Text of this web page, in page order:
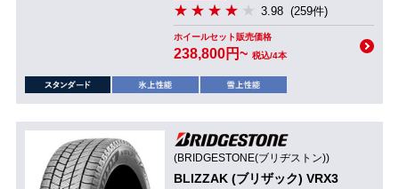
3.98 (259件)
ホイールセット販売価格
238,800円~ 税込/4本
(BRIDGESTONE(ブリヂストン))
BLIZZAK (ブリザック) VRX3